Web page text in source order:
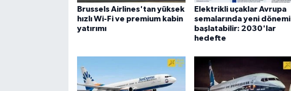
Brussels Airlines'tan yüksek
hızlı Wi-Fi ve premium kabin
yatırımı
Elektrikli uçaklar Avrupa
semalarında yeni dönemi
başlatabilir: 2030'lar
hedefte